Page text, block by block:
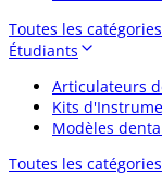
Toutes les catégories
Étudiants
Articulateurs
Kits
Modèles
Toutes les catégories